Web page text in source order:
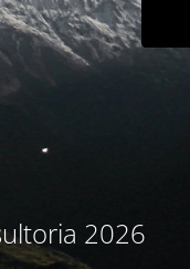
2026